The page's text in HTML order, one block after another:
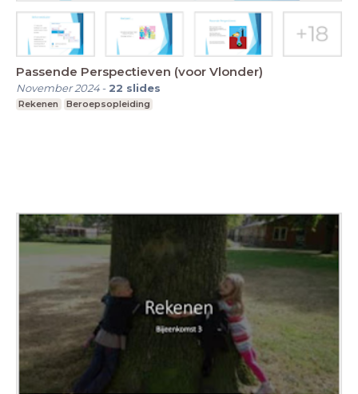
Passende Perspectieven (voor Vlonder)
November 2024- 22 slides
Rekenen Beroepsopleiding